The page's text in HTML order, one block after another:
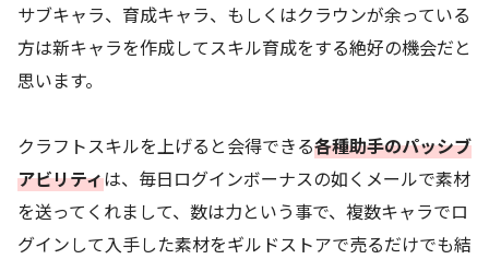
サブキャラ、育成キャラ、もしくはクラウンが余っている
方は新キャラを作成してスキル育成をする絶好の機会だと
思います。
クラフトスキルを上げると会得できる各種助手のパッシブ
アビリティは、毎日ログインボーナスの如くメールで素材
を送ってくれまして、数は力という事で、複数キャラでロ
グインして入手した素材をギルドストアで売るだけでも結